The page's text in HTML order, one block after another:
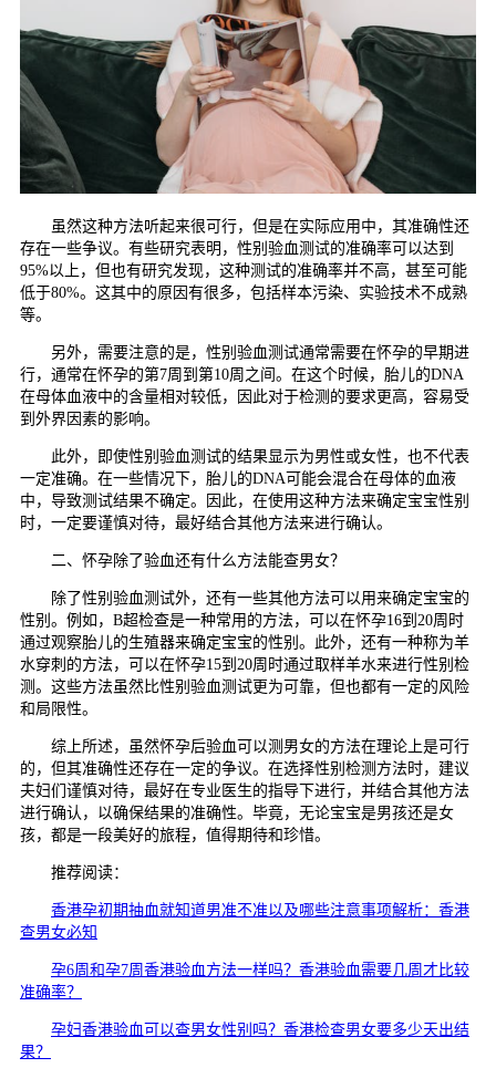
虽然这种方法听起来很可行，但是在实际应用中，其准确性还
存在一些争议。有些研究表明，性别验血测试的准确率可以达到
95%以上，但也有研究发现，这种测试的准确率并不高，甚至可能
低于80%。这其中的原因有很多，包括样本污染、实验技术不成熟
等。
另外，需要注意的是，性别验血测试通常需要在怀孕的早期进
行，通常在怀孕的第7周到第10周之间。在这个时候，胎儿的DNA
在母体血液中的含量相对较低，因此对于检测的要求更高，容易受
到外界因素的影响。
此外，即使性别验血测试的结果显示为男性或女性，也不代表
一定准确。在一些情况下，胎儿的DNA可能会混合在母体的血液
中，导致测试结果不确定。因此，在使用这种方法来确定宝宝性别
时，一定要谨慎对待，最好结合其他方法来进行确认。
二、怀孕除了验血还有什么方法能查男女？
除了性别验血测试外，还有一些其他方法可以用来确定宝宝的
性别。例如，B超检查是一种常用的方法，可以在怀孕16到20周时
通过观察胎儿的生殖器来确定宝宝的性别。此外，还有一种称为羊
水穿刺的方法，可以在怀孕15到20周时通过取样羊水来进行性别检
测。这些方法虽然比性别验血测试更为可靠，但也都有一定的风险
和局限性。
综上所述，虽然怀孕后验血可以测男女的方法在理论上是可行
的，但其准确性还存在一定的争议。在选择性别检测方法时，建议
夫妇们谨慎对待，最好在专业医生的指导下进行，并结合其他方法
进行确认，以确保结果的准确性。毕竟，无论宝宝是男孩还是女
孩，都是一段美好的旅程，值得期待和珍惜。
推荐阅读：
香港孕初期抽血就知道男准不准以及哪些注意事项解析：香港
查男女必知
孕6周和孕7周香港验血方法一样吗？香港验血需要几周才比较
准确率？
孕妇香港验血可以查男女性别吗？香港检查男女要多少天出结
果？